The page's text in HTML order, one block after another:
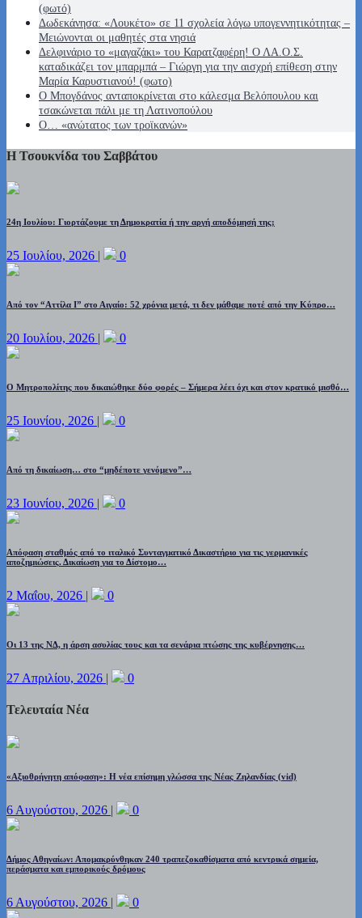
(φωτό)
Δωδεκάνησα: «Λουκέτο» σε 11 σχολεία λόγω υπογεννητικότητας –
Μειώνονται οι μαθητές στα νησιά
Δελφινάριο το «μαγαζάκι» του Καρατζαφέρη! Ο ΛΑ.Ο.Σ.
καταδικάζει τον μπαρμπά – Γιώργη για την αισχρή επίθεση στην
Μαρία Καρυστιανού! (φωτο)
Ο Μπογδάνος ανταποκρίνεται στο κάλεσμα Βελόπουλου και
τσακώνεται πάλι με τη Λατινοπούλου
O… «ανώτατος των τροϊκανών»
Η Τσουκνίδα του Σαββάτου
24η Ιουλίου: Γιορτάζουμε τη Δημοκρατία ή την αργή αποδόμησή της;
25 Ιουλίου, 2026 | 0
Από τον “Αττίλα Ι” στο Αιγαίο: 52 χρόνια μετά, τι δεν μάθαμε ποτέ από την Κύπρο…
20 Ιουλίου, 2026 | 0
Ο Μητροπολίτης που δικαιώθηκε δύο φορές – Σήμερα λέει όχι και στον κρατικό μισθό…
25 Ιουνίου, 2026 | 0
Από τη δικαίωση… στο “μηδέποτε γενόμενο”…
23 Ιουνίου, 2026 | 0
Απόφαση σταθμός από το ιταλικό Συνταγματικό Δικαστήριο για τις γερμανικές
αποζημιώσεις. Δικαίωση για το Δίστομο…
2 Μαΐου, 2026 | 0
Οι 13 της ΝΔ, η άρση ασυλίας τους και τα σενάρια πτώσης της κυβέρνησης…
27 Απριλίου, 2026 | 0
Τελευταία Νέα
«Αξιοθρήνητη απόφαση»: Η νέα επίσημη γλώσσα της Νέας Ζηλανδίας (vid)
6 Αυγούστου, 2026 | 0
Δήμος Αθηναίων: Απομακρύνθηκαν 240 τραπεζοκαθίσματα από κεντρικά σημεία,
περάσματα και εμπορικούς δρόμους
6 Αυγούστου, 2026 | 0